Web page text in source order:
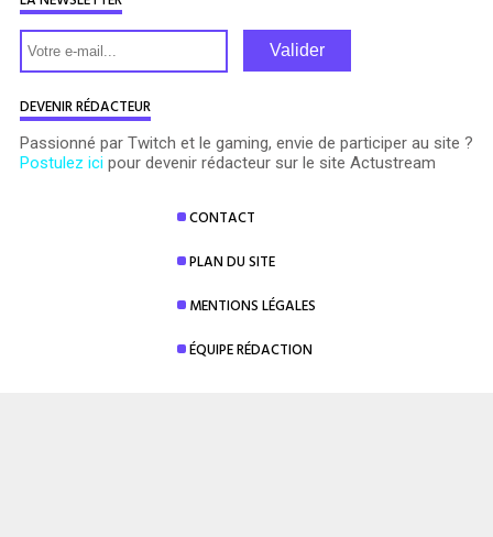
CONTACT
PLAN DU SITE
MENTIONS LÉGALES
ÉQUIPE RÉDACTION
Valider
DEVENIR RÉDACTEUR
Passionné par Twitch et le gaming, envie de participer au site ?
Postulez ici pour devenir rédacteur sur le site Actustream